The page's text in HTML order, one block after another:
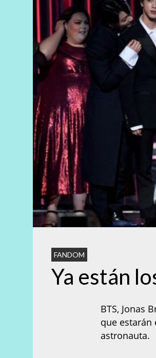
FANDOM
Ya están
BTS, Jonas
que estarán
astronauta.